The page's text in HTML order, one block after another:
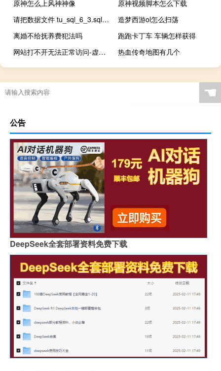
原神怎么上风神神像
原神视频脚本怎么下载
请把数据文件 tu_sql_6_3.sql 导入
造梦西游ol怎么扫荡
离婚不给抚养费犯法吗
跑跑卡丁车 车辆怎样获得
网站打不开无法正常访问-虚拟主机/数据库问题
热血传奇地图有几个
☚
公告
DeepSeek全套部署资料免费下载